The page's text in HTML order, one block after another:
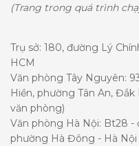
(Trang trong quá trình
Trụ sở: 180, đường Lý
HCM
Văn phòng Tây Nguyên:
Hiền, phường Tân An,
văn phòng)
Văn phòng Hà Nội: Bt28 -
phường Hà Đông - Hà